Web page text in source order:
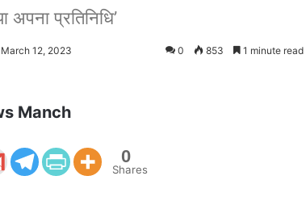
अपना प्रतिनिधि’
12, 2023 0 853 1 minute read
Manch
0
Shares